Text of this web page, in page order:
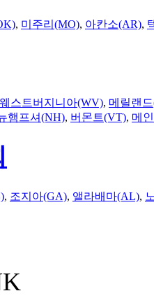
, 미주리(MO), 아칸소(AR),
웨스트버지니아(WV), 메릴랜
햄프셔(NH), 버몬트(VT), 메
, 조지아(GA), 앨라배마(AL),